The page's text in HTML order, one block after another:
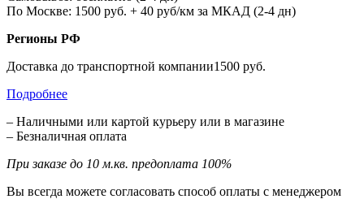
По Москве: 1500 руб. + 40 руб/км за МКАД (2-4 дн)
Регионы РФ
Доставка до транспортной компании1500 руб.
Подробнее
– Наличными или картой курьеру или в магазине
– Безналичная оплата
При заказе до 10 м.кв. предоплата 100%
Вы всегда можете согласовать способ оплаты с менеджером